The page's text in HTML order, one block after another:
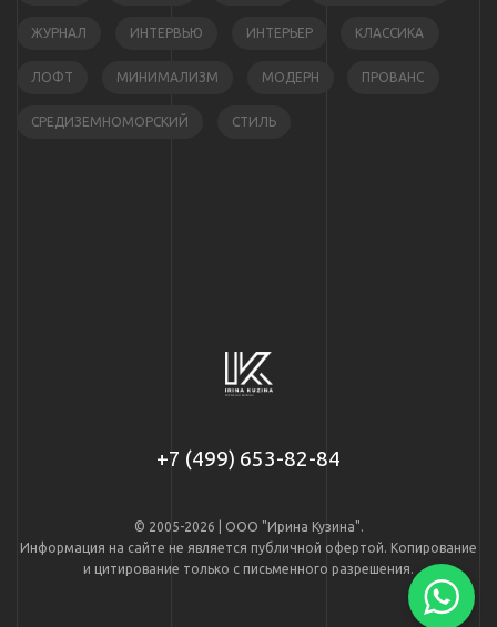
ЖУРНАЛ ИНТЕРВЬЮ ИНТЕРЬЕР КЛАССИКА
ЛОФТ МИНИМАЛИЗМ МОДЕРН ПРОВАНС
СРЕДИЗЕМНОМОРСКИЙ СТИЛЬ
+7 (499) 653-82-84
© 2005-2026 | ООО "Ирина Кузина".
Информация на сайте не является публичной офертой. Копирование
и цитирование только с письменного разрешения.